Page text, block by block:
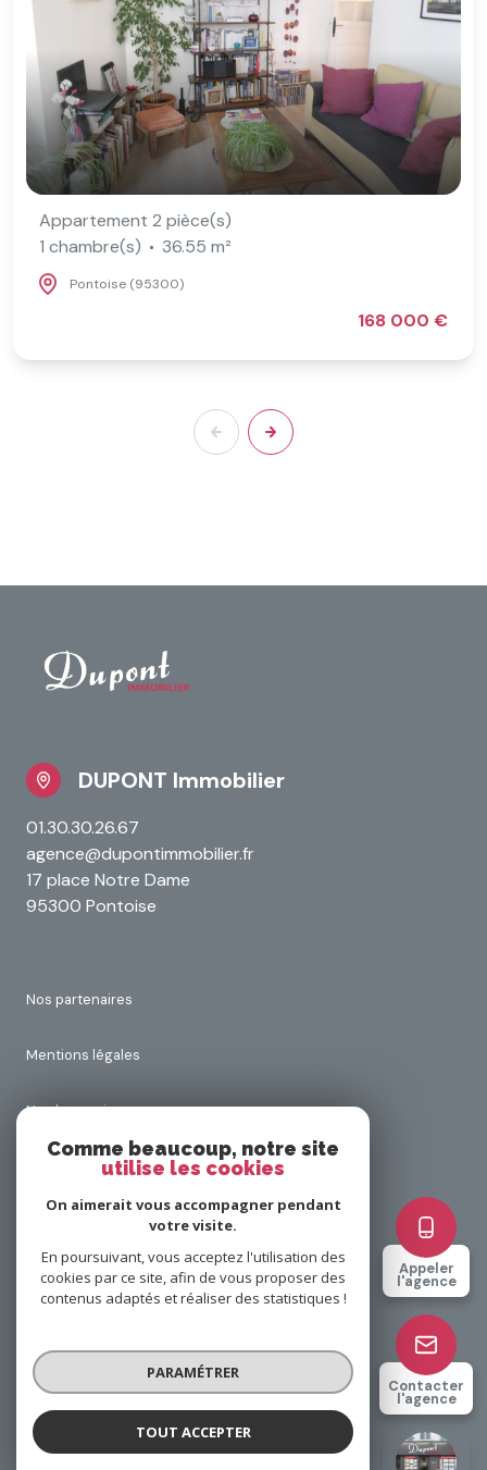
DUPONT Immobilier
Appeler
l'agence
Contacter
l'agence
Appartement 2 pièce(s)
1 chambre(s)
36.55 m²
Pontoise (95300)
168 000 €
DUPONT Immobilier
01.30.30.26.67
agence@dupontimmobilier.fr
17 place Notre Dame
95300 Pontoise
Nos partenaires
Mentions légales
Nos honoraires
Cookies
© 2026 | Tous droits réservés
Réalisé par
Comme beaucoup, notre site
utilise les cookies
On aimerait vous accompagner pendant
votre visite.
En poursuivant, vous acceptez l'utilisation des
cookies par ce site, afin de vous proposer des
contenus adaptés et réaliser des statistiques !
PARAMÉTRER
TOUT ACCEPTER